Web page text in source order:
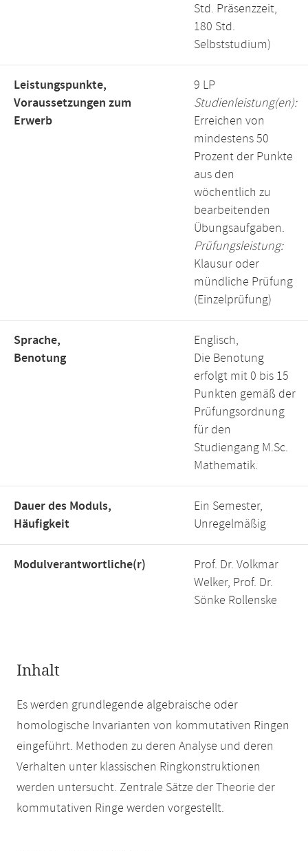
Std. Präsenzzeit,
180 Std.
Selbststudium)
Leistungspunkte,
Voraussetzungen zum
Erwerb
9 LP
Studienleistung(en):
Erreichen von
mindestens 50
Prozent der Punkte
aus den
wöchentlich zu
bearbeitenden
Übungsaufgaben.
Prüfungsleistung:
Klausur oder
mündliche Prüfung
(Einzelprüfung)
Sprache,
Benotung
Englisch,
Die Benotung
erfolgt mit 0 bis 15
Punkten gemäß der
Prüfungsordnung
für den
Studiengang M.Sc.
Mathematik.
Dauer des Moduls,
Häufigkeit
Ein Semester,
Unregelmäßig
Modulverantwortliche(r)
Prof. Dr. Volkmar
Welker, Prof. Dr.
Sönke Rollenske
Inhalt
Es werden grundlegende algebraische oder
homologische Invarianten von kommutativen Ringen
eingeführt. Methoden zu deren Analyse und deren
Verhalten unter klassischen Ringkonstruktionen
werden untersucht. Zentrale Sätze der Theorie der
kommutativen Ringe werden vorgestellt.